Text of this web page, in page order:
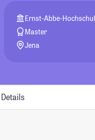
Ernst-Abbe-
Master
Jena
Details